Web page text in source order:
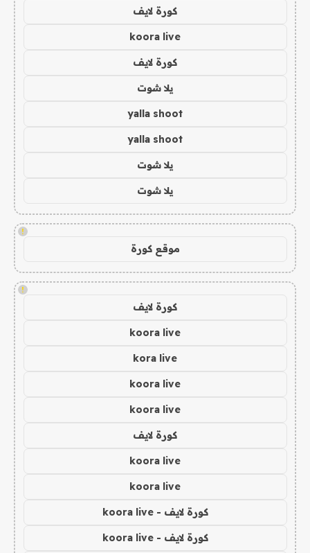
كورة لايف
koora live
كورة لايف
يلا شوت
yalla shoot
yalla shoot
يلا شوت
يلا شوت
!
موقع كورة
!
كورة لايف
koora live
kora live
koora live
koora live
كورة لايف
koora live
koora live
كورة لايف - koora live
كورة لايف - koora live